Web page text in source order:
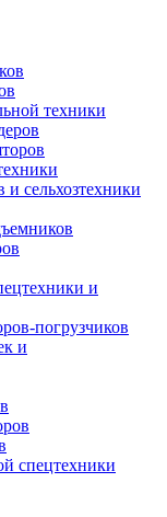
техники
сельхозтехники
и
погрузчиков
и
спецтехники